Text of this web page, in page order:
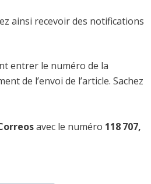
ainsi recevoir des notifications
entrer le numéro de la
de l’envoi de l’article. Sachez
avec le numéro 118 707,